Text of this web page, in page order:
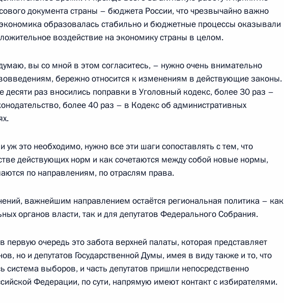
года, пятница
12:20
года, пятница
национальной сборной WorldSkills-Russia
13:45 Москва, Кремль
года, вторник
15:30 Москва, Кремль
документа страны – бюджета России, что чрезвычайно важно
образовалась стабильно и бюджетные процессы оказывали
воздействие на экономику страны в целом.
вы со мной в этом согласитесь, – нужно очень внимательно
бережно относится к изменениям в действующие законы.
десяти раз вносились поправки в Уголовный кодекс, более 30 раз –
более 40 раз – в Кодекс об административных
уж это необходимо, нужно все эти шаги сопоставлять с тем, что
действующих норм и как сочетаются между собой новые нормы,
по направлениям, по отраслям права.
важнейшим направлением остаётся региональная политика – как
органов власти, так и для депутатов Федерального Собрания.
первую очередь это забота верхней палаты, которая представляет
но и депутатов Государственной Думы, имея в виду также и то, что
система выборов, и часть депутатов пришли непосредственно
Федерации, по сути, напрямую имеют контакт с избирателями.